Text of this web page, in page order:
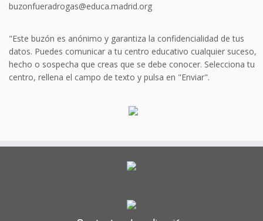
buzonfueradrogas@educa.madrid.org
"Este buzón es anónimo y garantiza la confidencialidad de tus
datos. Puedes comunicar a tu centro educativo cualquier suceso,
hecho o sospecha que creas que se debe conocer. Selecciona tu
centro, rellena el campo de texto y pulsa en "Enviar".